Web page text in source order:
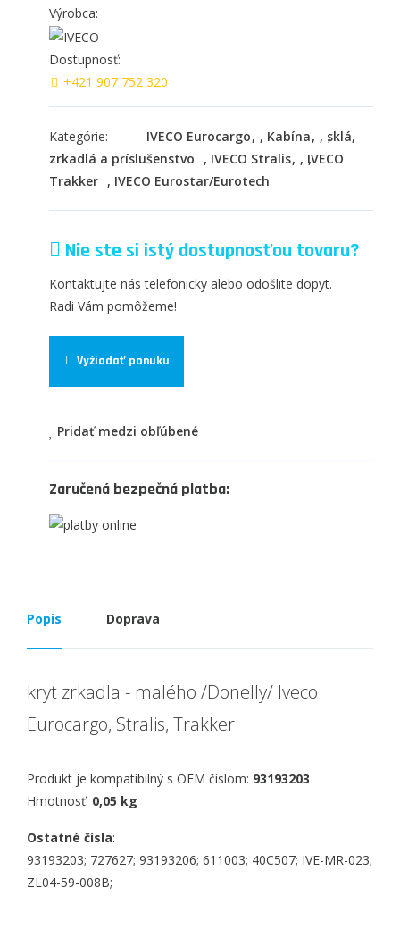
Výrobca:
Dostupnosť:
+421 907 752 320
Kategórie: IVECO Eurocargo , Kabína , sklá,
zrkadlá a príslušenstvo
, IVECO Stralis , IVECO
Trakker , IVECO Eurostar/Eurotech
Nie ste si istý dostupnosťou tovaru?
Kontaktujte nás telefonicky alebo odošlite dopyt.
Radi Vám pomôžeme!
Vyžiadať ponuku
Pridať medzi obľúbené
Zaručená bezpečná platba:
Popis Doprava
kryt zrkadla - malého /Donelly/ Iveco
Eurocargo, Stralis, Trakker
Produkt je kompatibilný s OEM číslom: 93193203
Hmotnosť: 0,05 kg
Ostatné čísla:
93193203; 727627; 93193206; 611003; 40C507; IVE-MR-023;
ZL04-59-008B;